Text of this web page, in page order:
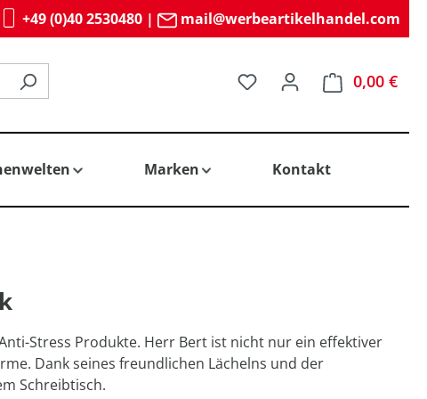
+49 (0)40 2530480| mail@werbeartikelhandel.com
Du hast 0 Produkte auf
0,00 €
Marken Kontakt
Stress Produkte. Herr Bert ist nicht nur ein effektiver
Dank seines freundlichen Lächelns und der
Schreibtisch.